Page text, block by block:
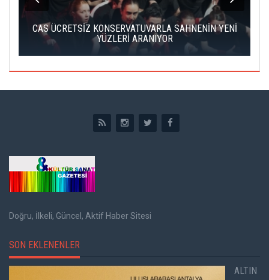
CAS ÜCRETSİZ KONSERVATUVARLA SAHNENİN YENİ
YÜZLERİ ARANIYOR
Doğru, İlkeli, Güncel, Aktif Haber Sitesi
SON EKLENENLER
ALTIN